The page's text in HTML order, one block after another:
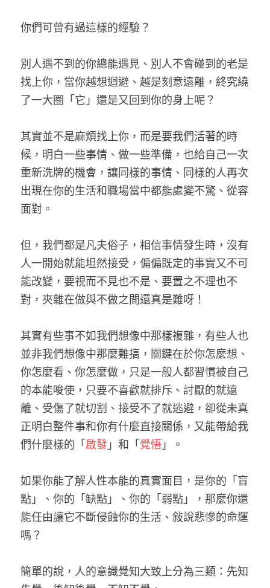
你們可曾有過這樣的經驗？
別人遇不到的你總能遇見、別人不會碰到的老是
找上你，當你越想迴避、越是刻意遠離，終究繞
了一大圈「它」還是又回到你的身上呢？
其實並不是麻煩找上你，而是要我們活著的時
候，明白一些事情、做一些準備，也給自己一次
重新洗牌的機會，讓同樣的事情、同樣的人再次
出現在你的生活和職場當中都能處變不驚、從容
面對。
但，我們都是凡夫俗子，相信事情發生時，沒有
人一開始就能坦然接受，偏偏既定的事實又不可
能改變，要視而不見也不是、要置之不理也不
對，夾雜在做與不做之間還真是難呀！
其實有些事不如我們想像中那樣複雜，有些人也
並非我們想像中那麼難搞，關鍵在於你怎麼想、
你怎麼看、你怎麼做，只是一般人都習慣被自己
的本能唆使，只要不喜歡就排斥、討厭的就遠
離、受傷了就切割、接受不了就逃避，卻從未真
正明白整件事和你有什麼直接關係，又能帶給我
們什麼樣的「啟發」和「覺悟」。
如果你能了解人性本能的真實面目，是你的「盲
點」、你的「缺點」、你的「弱點」，那麼你還
能任由讓它不斷侵蝕你的生活、敍說悲慘的命運
嗎？
簡單的說，人的意識覺知大致上分為三類：先知